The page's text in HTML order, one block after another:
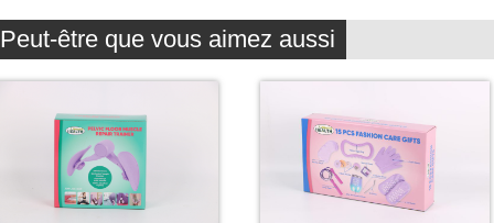
Peut-être que vous aimez aussi